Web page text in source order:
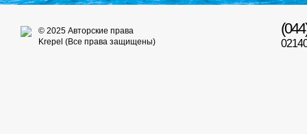
© 2025 Авторские права
Krepel (Все права защищены)